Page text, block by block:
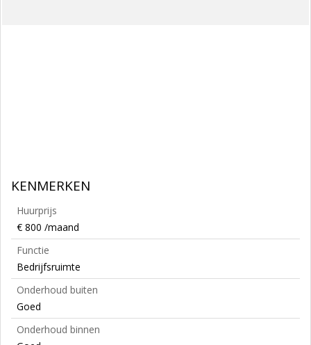
KENMERKEN
Huurprijs
€ 800 /maand
Functie
Bedrijfsruimte
Onderhoud buiten
Goed
Onderhoud binnen